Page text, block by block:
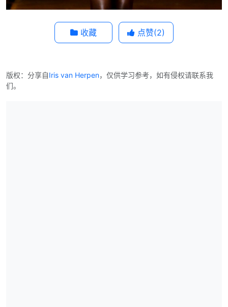
收藏 点赞(2)
版权：分享自Iris van Herpen，仅供学习参考，如有侵权请联系我
们。